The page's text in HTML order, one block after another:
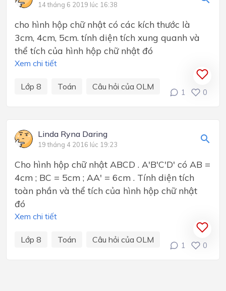
14 tháng 6 2019 lúc 16:38
cho hình hộp chữ nhật có các kích thước là
3cm, 4cm, 5cm. tính diện tích xung quanh và
thể tích của hình hộp chữ nhật đó
Xem chi tiết
Lớp 8 Toán Câu hỏi của OLM
1 0
Linda Ryna Daring
19 tháng 4 2016 lúc 19:23
Cho hình hộp chữ nhật ABCD . A'B'C'D' có AB =
4cm ; BC = 5cm ; AA' = 6cm . Tính diện tích
toàn phần và thể tích của hình hộp chữ nhật
đó
Xem chi tiết
Lớp 8 Toán Câu hỏi của OLM
1 0